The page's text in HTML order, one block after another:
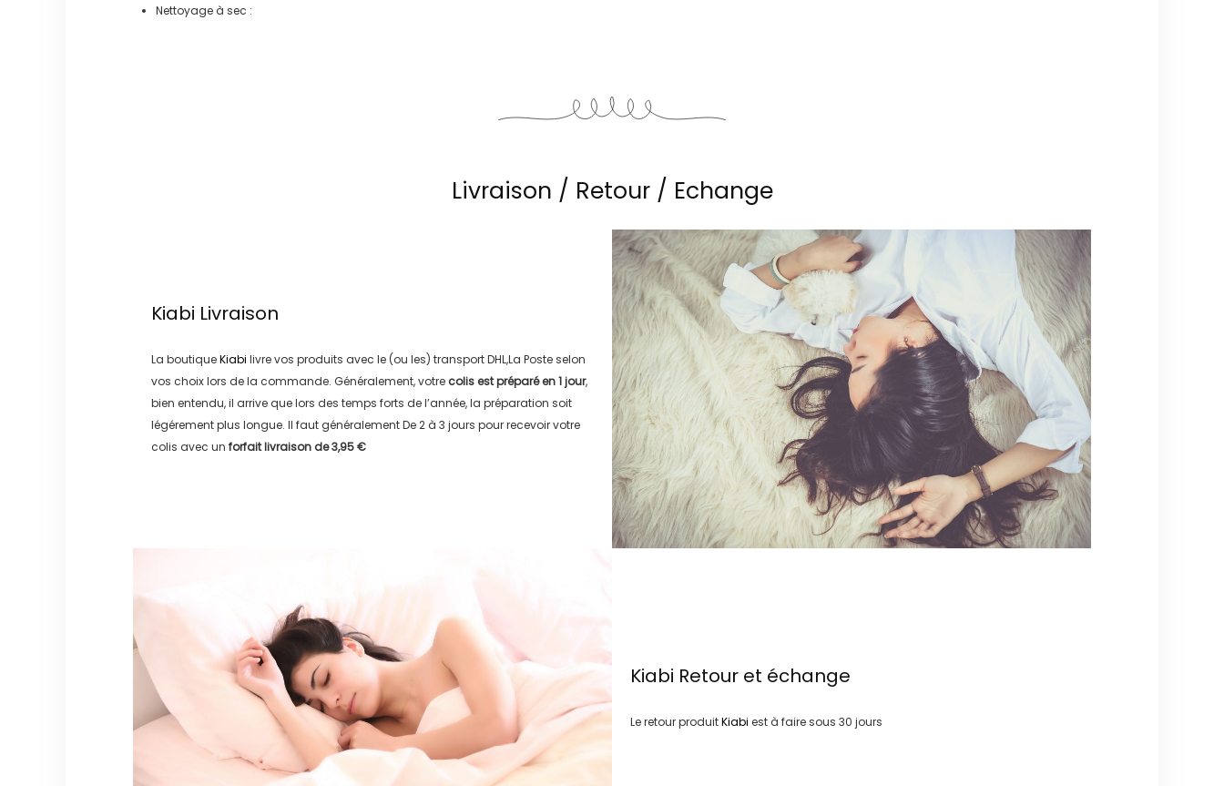
Nettoyage à sec :
Livraison / Retour / Echange
Kiabi Livraison
La boutiqueKiabi livre vos produits avec le (ou les) transportDHL,La Posteselon
vos choix lors de la commande. Généralement, votre colis est préparé en1 jour,
bien entendu, il arrive que lors des temps forts de l’année, la préparation soit
légérement plus longue. Il faut généralementDe 2 à 3 jours pour recevoir votre
colis avec un forfait livraison de3,95 €
Kiabi Retour et échange
Le retour produitKiabi est à faire sous 30 jours